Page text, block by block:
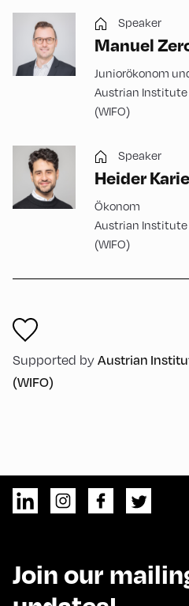
Supported byAustrian
(WIFO)
Speaker
Manuel
Juniorökonom
Austrian Institute
(WIFO)
Speaker
Heider
Ökonom
Austrian Institute
(WIFO)
Join our